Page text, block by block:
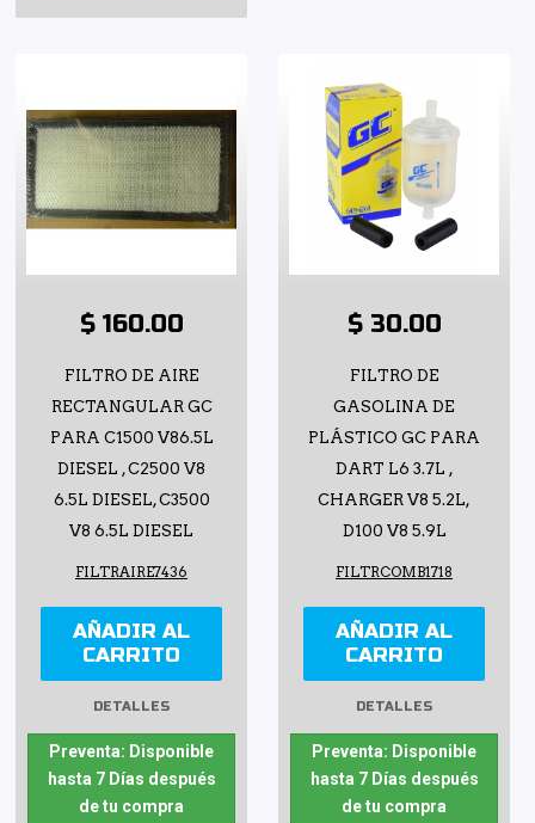
$ 160.00
FILTRO DE AIRE
RECTANGULAR GC
PARA C1500 V86.5L
DIESEL , C2500 V8
6.5L DIESEL, C3500
V8 6.5L DIESEL
FILTRAIRE7436
AÑADIR AL
CARRITO
DETALLES
Preventa: Disponible
hasta 7 Días después
de tu compra
$ 30.00
FILTRO DE
GASOLINA DE
PLÁSTICO GC PARA
DART L6 3.7L ,
CHARGER V8 5.2L,
D100 V8 5.9L
FILTRCOMB1718
AÑADIR AL
CARRITO
DETALLES
Preventa: Disponible
hasta 7 Días después
de tu compra